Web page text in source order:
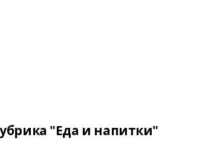
"Еда и напитки"